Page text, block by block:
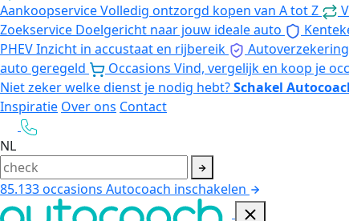
AankoopserviceVolledig ontzorgd kopen van A tot Z
Zoekservice Doelgericht naar jouw ideale auto
PHEVInzicht in accustaat en rijbereik Autoverzekering
auto geregeld
Occasions Vind, vergelijk en koop je
Niet zeker welke dienst je nodig hebt?Schakel
Inspiratie Over ons Contact
NL
85.133occasions Autocoach inschakelen